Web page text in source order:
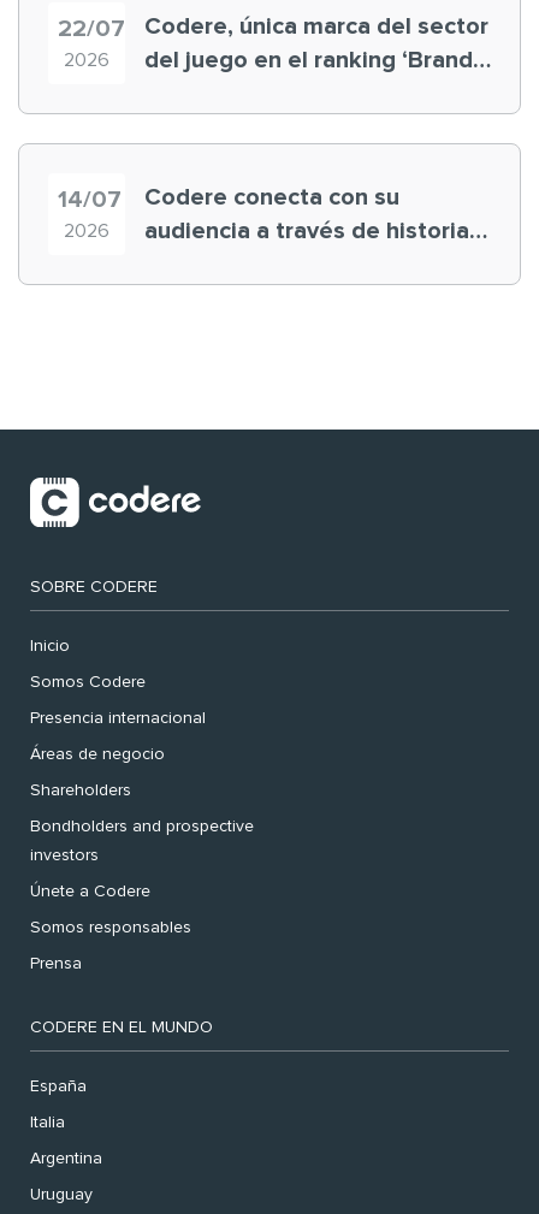
22/07
2026
Codere, única marca del sector
del juego en el ranking ‘Brand
14/07
2026
Codere conecta con su
audiencia a través de historias
SOBRE CODERE
Inicio
Somos Codere
Presencia internacional
Áreas de negocio
Shareholders
Bondholders and prospective
investors
Únete a Codere
Somos responsables
Prensa
CODERE EN EL MUNDO
España
Italia
Argentina
Uruguay